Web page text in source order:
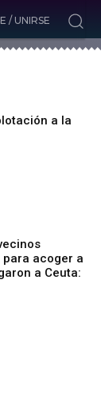
/ UNIRSE
a la
acoger a
a Ceuta: